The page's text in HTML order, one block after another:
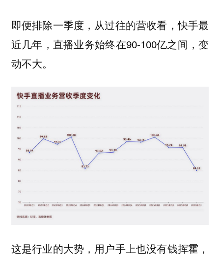
即便排除一季度，从过往的营收看，快手最
近几年，直播业务始终在90-100亿之间，变
动不大。
这是行业的大势，用户手上也没有钱挥霍，